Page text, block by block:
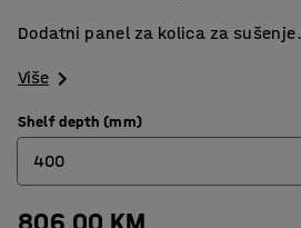
Dodatni panel za kolica za sušenje.
Više
Shelf depth (mm)
400
400